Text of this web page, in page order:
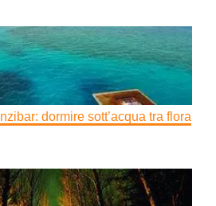
dormire sott’acqua tra flora